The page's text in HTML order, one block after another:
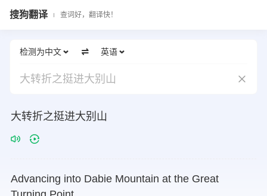
搜狗翻译 查词好，翻译快！
检测为中文 英语
大转折之挺进大别山
大转折之挺进大别山
Advancing into Dabie Mountain at the Great